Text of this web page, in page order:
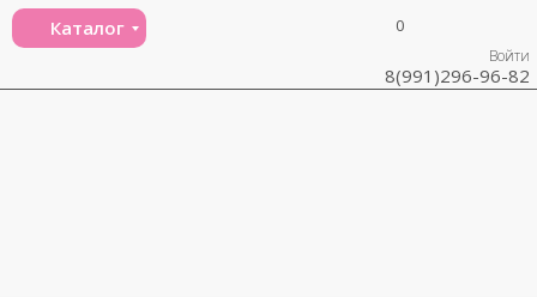
Каталог
Войти
0
8(991)296-96-82